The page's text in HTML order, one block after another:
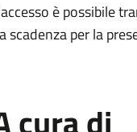
è possibile
scadenza per la